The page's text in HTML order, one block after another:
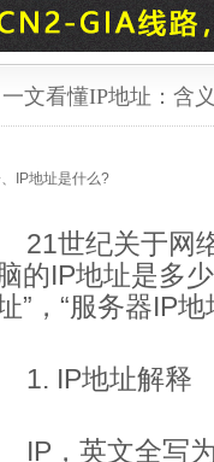
一文看懂IP地址：含
IP地址是什么?
21世纪关于网
的IP地址是多
”，“服务器IP
1. IP地址解释
IP，英文全写